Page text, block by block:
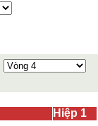
Hiệp 1